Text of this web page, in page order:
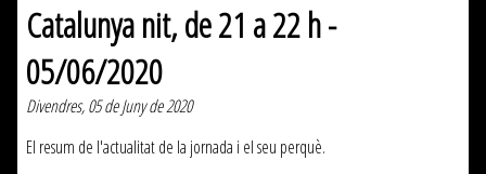
Catalunya nit, de 21 a 22 h -
05/06/2020
Divendres, 05 de Juny de 2020
El resum de l'actualitat de la jornada i el seu perquè.